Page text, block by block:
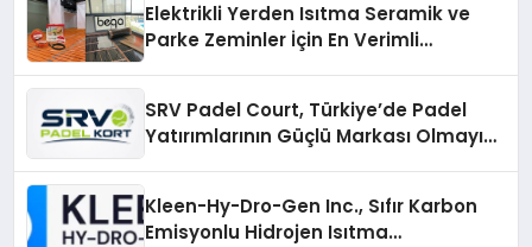
Elektrikli Yerden Isıtma Seramik ve
Parke Zeminler İçin En Verimli
SRV Padel Court, Türkiye’de Padel
Yatırımlarının Güçlü Markası Olmayı
Kleen-Hy-Dro-Gen Inc., Sıfır Karbon
Emisyonlu Hidrojen Isıtma